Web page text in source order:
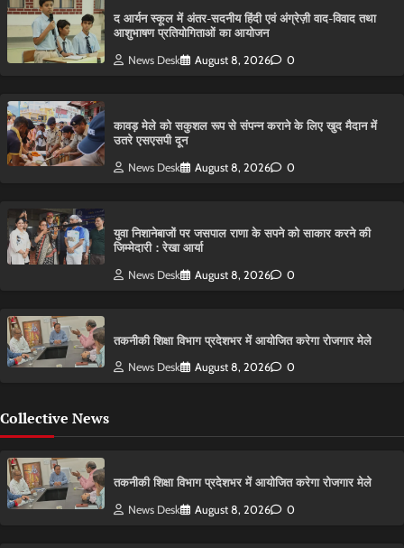
द आर्यन स्कूल में अंतर-सदनीय हिंदी एवं अंग्रेज़ी वाद-विवाद तथा
आशुभाषण प्रतियोगिताओं का आयोजन
News Desk August 8, 2026 0
कावड़ मेले को सकुशल रूप से संपन्न कराने के लिए खुद मैदान में
उतरे एसएसपी दून
News Desk August 8, 2026 0
युवा निशानेबाजों पर जसपाल राणा के सपने को साकार करने की
जिम्मेदारी : रेखा आर्या
News Desk August 8, 2026 0
तकनीकी शिक्षा विभाग प्रदेशभर में आयोजित करेगा रोजगार मेले
News Desk August 8, 2026 0
Collective News
तकनीकी शिक्षा विभाग प्रदेशभर में आयोजित करेगा रोजगार मेले
News Desk August 8, 2026 0